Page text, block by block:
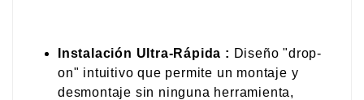
Instalación Ultra-Rápida : Diseño "drop-
on" intuitivo que permite un montaje y
desmontaje sin ninguna herramienta,